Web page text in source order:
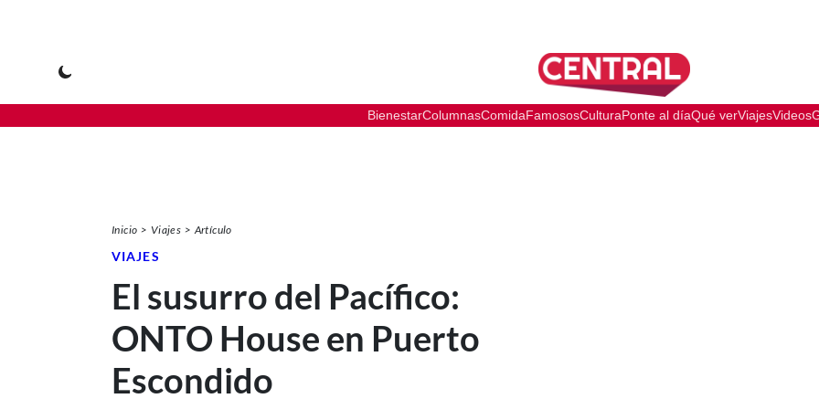
BienestarColumnasComidaFamososCulturaPonte al díaQué verViajesVideos
Inicio Viajes Artículo
VIAJES
El susurro del Pacífico:
ONTO House en Puerto
Escondido